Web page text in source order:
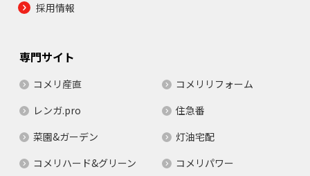
採用情報
専門サイト
コメリ産直
コメリリフォーム
レンガ.pro
住急番
菜園&ガーデン
灯油宅配
コメリハード&グリーン
コメリパワー